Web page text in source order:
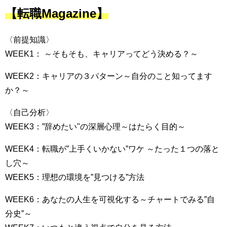
【転職Magazine】
〈前提知識〉
WEEK1： ～そもそも、キャリアってどう決める？～
WEEK2：キャリアの３パターン～自分のこと知ってます
か？～
〈自己分析〉
WEEK3：”辞めたい"の深層心理～はたらく目的～
WEEK4：転職が”上手くいかない”ワケ ～たった１つの落と
し穴～
WEEK5：理想の環境を”見つける”方法
WEEK6：あなたの人生を可視化する～チャートでみる”自
分史”～